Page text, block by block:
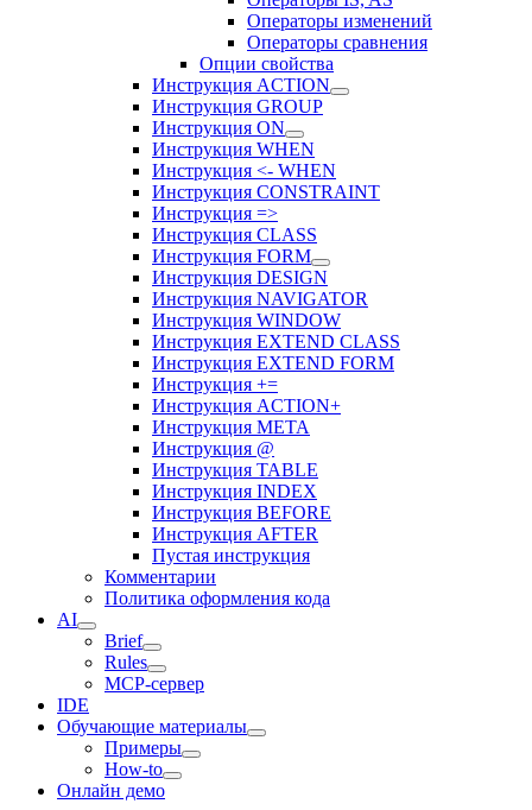
Операторы изменений
Операторы сравнения
Опции свойства
Инструкция ACTION
Инструкция GROUP
Инструкция ON
Инструкция WHEN
Инструкция <- WHEN
Инструкция CONSTRAINT
Инструкция =>
Инструкция CLASS
Инструкция FORM
Инструкция DESIGN
Инструкция NAVIGATOR
Инструкция WINDOW
Инструкция EXTEND CLASS
Инструкция EXTEND FORM
Инструкция +=
Инструкция ACTION+
Инструкция META
Инструкция @
Инструкция TABLE
Инструкция INDEX
Инструкция BEFORE
Инструкция AFTER
Пустая инструкция
Комментарии
Политика оформления кода
AI
Brief
Rules
MCP-сервер
IDE
Обучающие материалы
Примеры
How-to
Онлайн демо